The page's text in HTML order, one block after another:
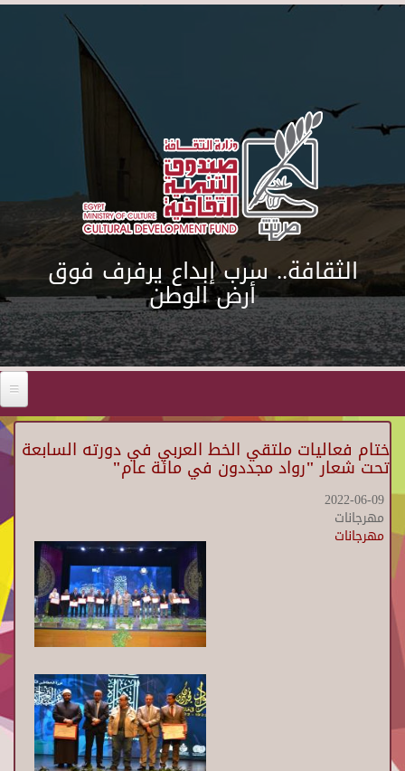
Skip to main content
الثقافة.. سرب إبداع يرفرف فوق
أرض الوطن
ختام فعاليات ملتقي الخط العربي في دورته السابعة
تحت شعار "رواد مجددون في مائة عام"
2022-06-09
مهرجانات
مهرجانات